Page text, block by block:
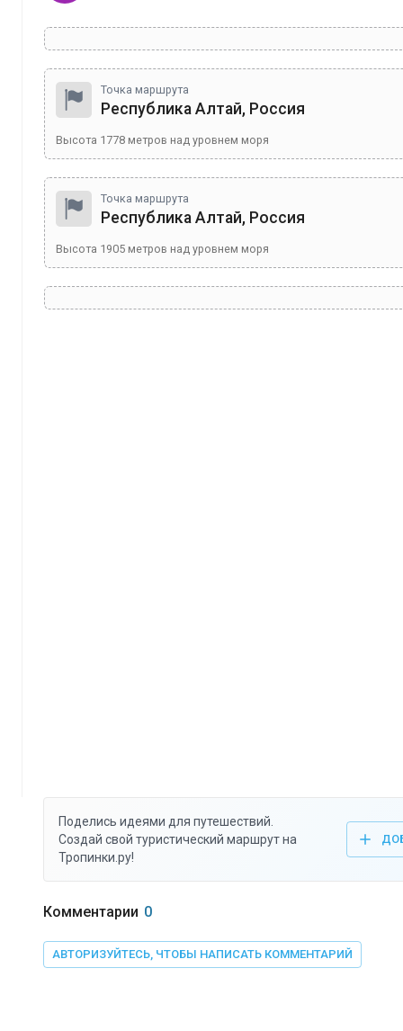
Точка маршрута
Республика Алтай, Россия
Высота 1778 метров над уровнем моря
Точка маршрута
Республика Алтай, Россия
Высота 1905 метров над уровнем моря
Поделись идеями для путешествий.
Создай свой туристический маршрут на
Тропинки.ру!
Комментарии 0
АВТОРИЗУЙТЕСЬ, ЧТОБЫ НАПИСАТЬ КОММЕНТАРИЙ